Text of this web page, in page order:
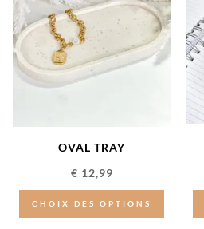
OVAL TRAY
€ 12,99
CHOIX DES OPTIONS